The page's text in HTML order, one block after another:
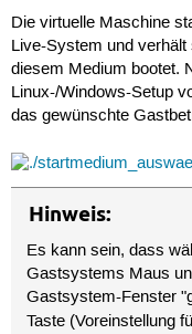
Die virtuelle Maschine
Live-System und
diesem Medium bootet.
Linux-/Windows-Setup
das gewünschte
Hinweis:
Es kann sein, dass
Gastsystems Maus
Gastsystem-Fenster
Taste (Voreinstellung